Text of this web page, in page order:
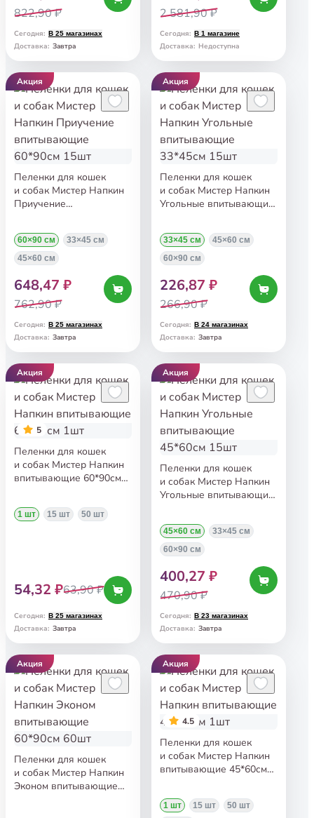
822,90 ₽
Сегодня: В 25 магазинах
Доставка: Завтра
2 581,90 ₽
Сегодня: В 1 магазине
Доставка: Недоступна
Акция
Пеленки для кошек
и собак Мистер Напкин
Приучение
15шт
60×90 см
33×45 см
45×60 см
648,47 ₽
762,90 ₽
Сегодня: В 25 магазинах
Доставка: Завтра
Акция
Пеленки для кошек
и собак Мистер Напкин
Угольные впитывающие
33×45 см
45×60 см
60×90 см
226,87 ₽
266,90 ₽
Сегодня: В 24 магазинах
Доставка: Завтра
Акция
5
Пеленки для кошек
и собак Мистер Напкин
впитывающие 60*90см
1 шт 15 шт 50 шт
54,32 ₽63,90 ₽
Сегодня: В 25 магазинах
Доставка: Завтра
Акция
Пеленки для кошек
и собак Мистер Напкин
Угольные впитывающие
45×60 см
33×45 см
60×90 см
400,27 ₽
470,90 ₽
Сегодня: В 23 магазинах
Доставка: Завтра
Акция
Пеленки для кошек
и собак Мистер Напкин
Эконом впитывающие
Акция
4.5
Пеленки для кошек
и собак Мистер Напкин
впитывающие 45*60см
1 шт 15 шт
50 шт